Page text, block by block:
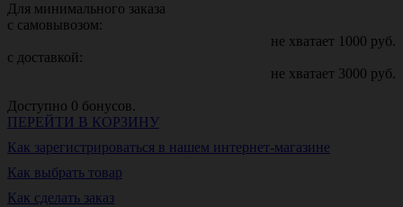
Для минимального заказа
с самовывозом:
не хватает 1000 руб.
с доставкой:
не хватает 3000 руб.
Доступно 0 бонусов.
ПЕРЕЙТИ В КОРЗИНУ
Как зарегистрироваться в нашем интернет-магазине
Как выбрать товар
Как сделать заказ